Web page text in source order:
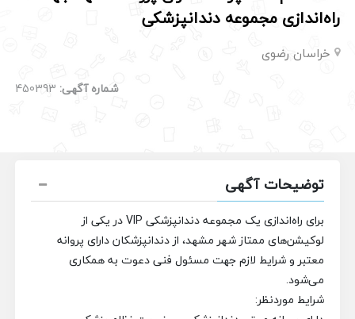
راه‌اندازی مجموعه دندانپزشکی
خراسان رضوی
شماره آگهی: 450393
توضیحات آگهی
برای راه‌اندازی یک مجموعه دندانپزشکی VIP در یکی از
لوکیشن‌های ممتاز شهر مشهد، از دندانپزشکان دارای پروانه
معتبر و شرایط لازم جهت مسئول فنی دعوت به همکاری
می‌شود.
شرایط موردنظر: